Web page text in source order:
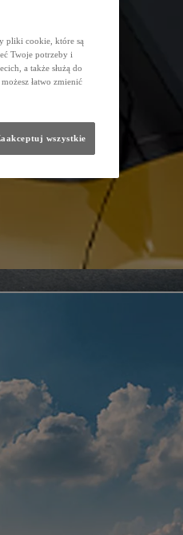
pliki cookie, które są
Twoje potrzeby i
a także służą do
łatwo zmienić
wszystkie